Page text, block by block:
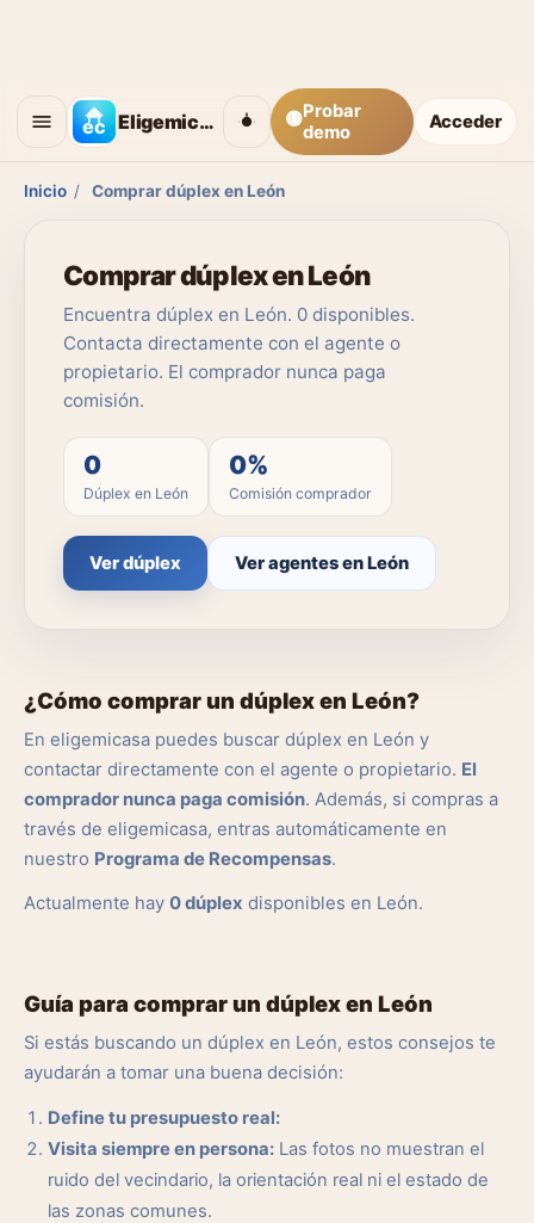
Eligemicasa 🟡Probar
demo
Acceder
Inicio / Comprar dúplex en León
Comprar dúplex en León
Encuentra dúplex en León. 0 disponibles.
Contacta directamente con el agente o
propietario. El comprador nunca paga
comisión.
0
Dúplex en León
0%
Comisión comprador
Ver dúplex Ver agentes en León
¿Cómo comprar un dúplex en León?
En eligemicasa puedes buscar dúplex en León y
contactar directamente con el agente o propietario. El
comprador nunca paga comisión. Además, si compras a
través de eligemicasa, entras automáticamente en
nuestro Programa de Recompensas.
Actualmente hay 0 dúplex disponibles en León.
Guía para comprar un dúplex en León
Si estás buscando un dúplex en León, estos consejos te
ayudarán a tomar una buena decisión:
Define tu presupuesto real:
Visita siempre en persona: Las fotos no muestran el
ruido del vecindario, la orientación real ni el estado de
las zonas comunes.